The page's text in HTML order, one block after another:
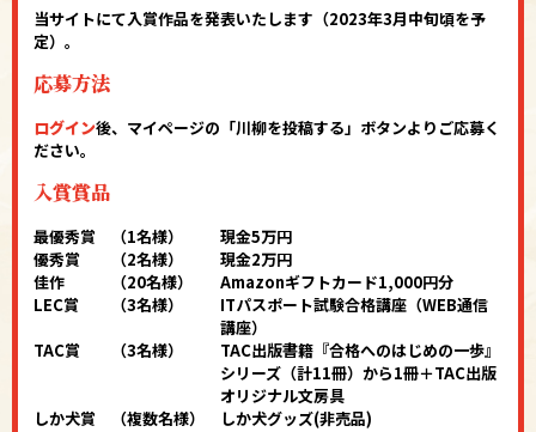
当サイトにて入賞作品を発表いたします（2023年3月中旬頃を予
定）。
応募方法
ログイン後、マイページの「川柳を投稿する」ボタンよりご応募く
ださい。
入賞賞品
最優秀賞 （1名様）
現金5万円
優秀賞
（2名様）
現金2万円
佳作
（20名様）
Amazonギフトカード1,000円分
LEC賞
（3名様）
ITパスポート試験合格講座（WEB通信
講座）
TAC賞
（3名様）
TAC出版書籍『合格へのはじめの一歩』
シリーズ（計11冊）から1冊＋TAC出版
オリジナル文房具
しか犬賞
（複数名様） しか犬グッズ(非売品)